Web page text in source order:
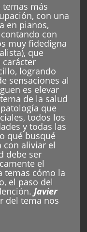
temas más
con una
en pianos,
con
muy fidedigna
que
logrando
sensaciones al
es elevar
de la salud
que
todos los
y todas las
qué busqué
con aliviar el
debe ser
el
temas cómo la
el paso del
Javier
del tema nos